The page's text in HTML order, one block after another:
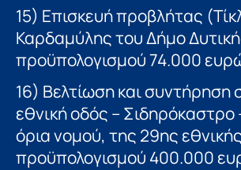
15) Επισκευή προβλήτας
Καρδαμύλης του Δήμο
προϋπολογισμού 74.000
16) Βελτίωση και συντήρηση
εθνική οδός – Σιδηρόκαστρο
όρια νομού, της 29ης
προϋπολογισμού 400.000